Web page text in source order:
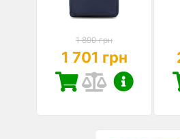
1 890 грн
1 701 грн